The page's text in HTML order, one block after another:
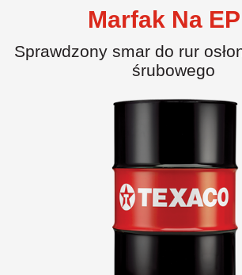
Marfak Na
Sprawdzony smar do rur
śrubowego